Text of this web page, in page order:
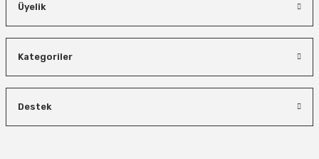
Üyelik
Kategoriler
Destek